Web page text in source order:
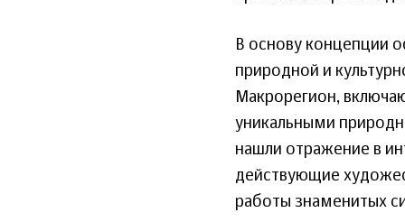
В основу концепции
природной и
Макрорегион,
уникальными
нашли отражение в
действующие
работы знаменитых